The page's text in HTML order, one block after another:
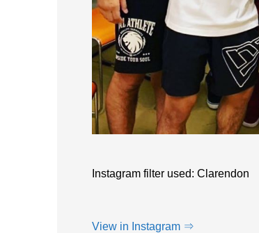
Instagram filter used: Clarendon
View in Instagram ⇒